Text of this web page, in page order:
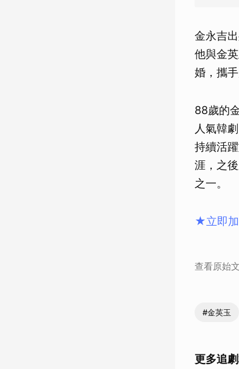
金永吉
他與金
婚，攜
88歲的
人氣韓
持續活
涯，之
之一。
★立即加
查看原始
#金英玉
更多追